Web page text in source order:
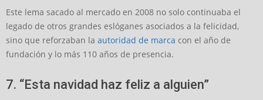
Este lema sacado al mercado en 2008 no solo continuaba el
legado de otros grandes eslóganes asociados a la felicidad,
sino que reforzaban la autoridad de marca con el año de
fundación y lo más 110 años de presencia.
7. “Esta navidad haz feliz a alguien”